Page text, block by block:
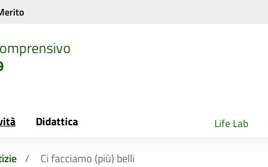
Didattica Life Lab
Ci facciamo (più) belli